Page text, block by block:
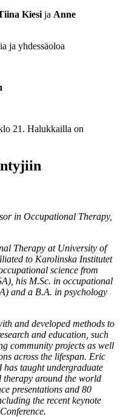
Kiesija Anne
ja yhdessäoloa
21. Halukkailla on
in Occupational Therapy,
Therapy at University of
to Karolinska Institutet
science from
his M.Sc. in occupational
and a B.A. in psychology
and developed methods to
and education, such
community projects as well
across the lifespan. Eric
taught undergraduate
therapy around the world
presentations and 80
the recent keynote